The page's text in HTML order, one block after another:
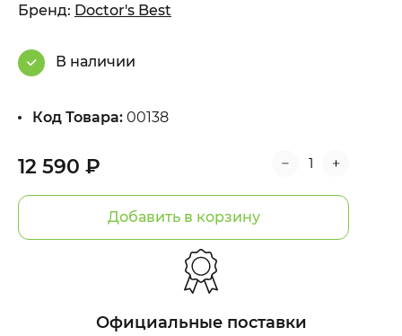
12 590 ₽
Добавить в корзину
Бренд: Doctor's Best
В наличии
Код Товара: 00138
Официальные поставки